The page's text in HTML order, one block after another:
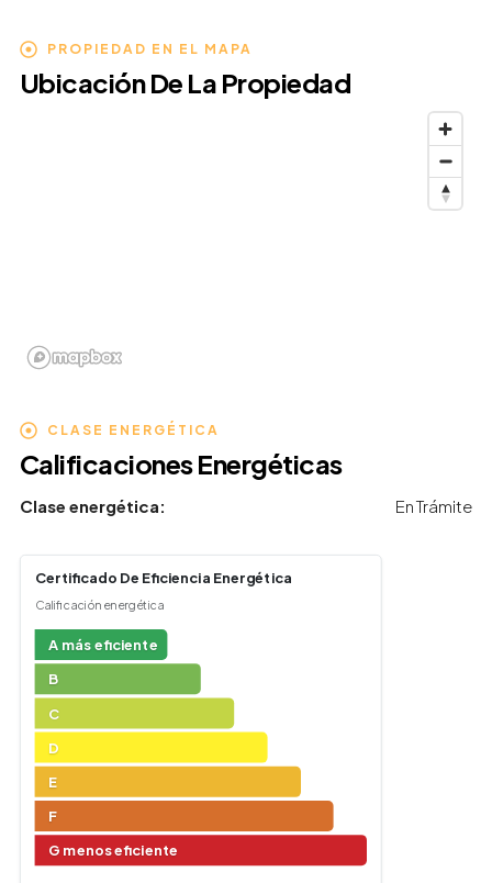
PROPIEDAD EN EL MAPA
Ubicación De La Propiedad
CLASE ENERGÉTICA
Calificaciones Energéticas
Clase energética: En Trámite
Certificado De Eficiencia Energética
Calificación energética
A más eficiente
B
C
D
E
F
G menos eficiente